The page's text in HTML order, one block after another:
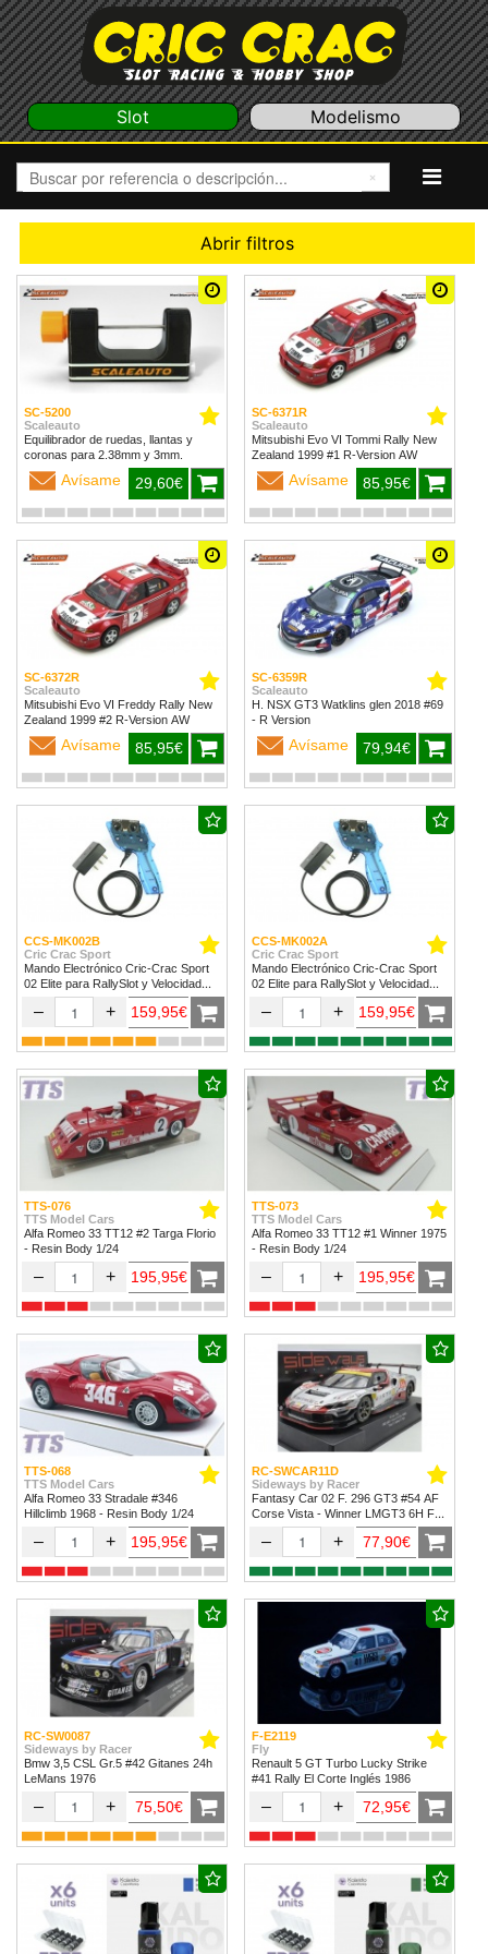
Slot Modelismo
Abrir filtros
SC-5200
Scaleauto
Equilibrador de ruedas, llantas y
coronas para 2.38mm y 3mm.
Avísame 29,60€
SC-6371R
Scaleauto
Mitsubishi Evo VI Tommi Rally New
Zealand 1999 #1 R-Version AW
Avísame 85,95€
SC-6372R
Scaleauto
Mitsubishi Evo VI Freddy Rally New
Zealand 1999 #2 R-Version AW
Avísame 85,95€
SC-6359R
Scaleauto
H. NSX GT3 Watklins glen 2018 #69
- R Version
Avísame 79,94€
CCS-MK002B
Cric Crac Sport
Mando Electrónico Cric-Crac Sport
02 Elite para RallySlot y Velocidad
1/32 & 1/24.
– + 159,95€
CCS-MK002A
Cric Crac Sport
Mando Electrónico Cric-Crac Sport
02 Elite para RallySlot y Velocidad
1/32 & 1/24
– + 159,95€
TTS-076
TTS Model Cars
Alfa Romeo 33 TT12 #2 Targa Florio
- Resin Body 1/24
– + 195,95€
TTS-073
TTS Model Cars
Alfa Romeo 33 TT12 #1 Winner 1975
- Resin Body 1/24
– + 195,95€
TTS-068
TTS Model Cars
Alfa Romeo 33 Stradale #346
Hillclimb 1968 - Resin Body 1/24
– + 195,95€
RC-SWCAR11D
Sideways by Racer
Fantasy Car 02 F. 296 GT3 #54 AF
Corse Vista - Winner LMGT3 6H Fuji
– + 77,90€
RC-SW0087
Sideways by Racer
Bmw 3,5 CSL Gr.5 #42 Gitanes 24h
LeMans 1976
– + 75,50€
F-E2119
Fly
Renault 5 GT Turbo Lucky Strike
#41 Rally El Corte Inglés 1986
– + 72,95€